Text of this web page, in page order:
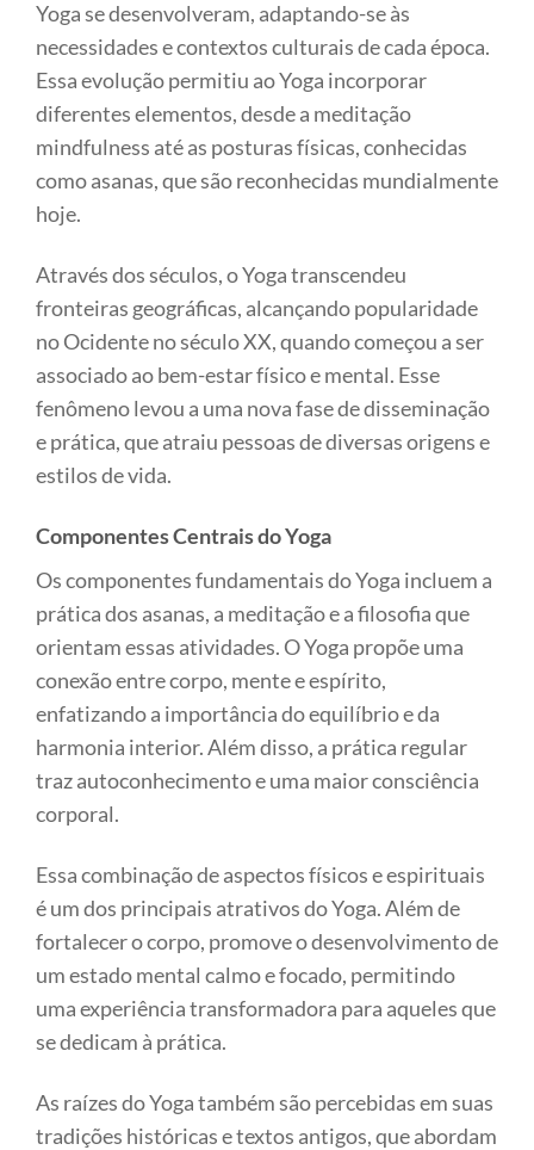
Yoga se desenvolveram, adaptando-se às
necessidades e contextos culturais de cada época.
Essa evolução permitiu ao Yoga incorporar
diferentes elementos, desde a meditação
mindfulness até as posturas físicas, conhecidas
como asanas, que são reconhecidas mundialmente
hoje.
Através dos séculos, o Yoga transcendeu
fronteiras geográficas, alcançando popularidade
no Ocidente no século XX, quando começou a ser
associado ao bem-estar físico e mental. Esse
fenômeno levou a uma nova fase de disseminação
e prática, que atraiu pessoas de diversas origens e
estilos de vida.
Componentes Centrais do Yoga
Os componentes fundamentais do Yoga incluem a
prática dos asanas, a meditação e a filosofia que
orientam essas atividades. O Yoga propõe uma
conexão entre corpo, mente e espírito,
enfatizando a importância do equilíbrio e da
harmonia interior. Além disso, a prática regular
traz autoconhecimento e uma maior consciência
corporal.
Essa combinação de aspectos físicos e espirituais
é um dos principais atrativos do Yoga. Além de
fortalecer o corpo, promove o desenvolvimento de
um estado mental calmo e focado, permitindo
uma experiência transformadora para aqueles que
se dedicam à prática.
As raízes do Yoga também são percebidas em suas
tradições históricas e textos antigos, que abordam